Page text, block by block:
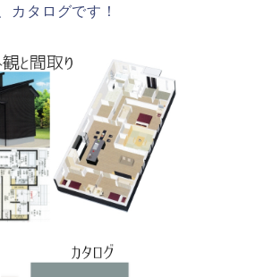
カタログです！